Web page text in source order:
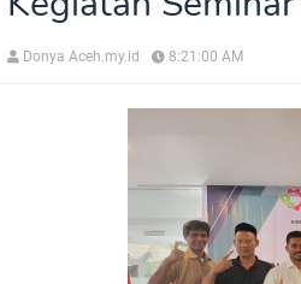
Donya Aceh.my.id 8:21:00 AM